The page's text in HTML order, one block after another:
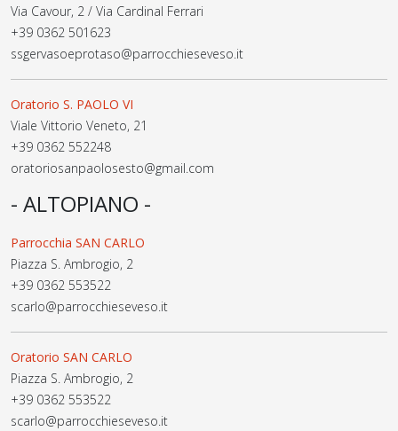
Via Cavour, 2 / Via Cardinal Ferrari
+39 0362 501623
ssgervasoeprotaso@parrocchieseveso.it
Oratorio S. PAOLO VI
Viale Vittorio Veneto, 21
+39 0362 552248
oratoriosanpaolosesto@gmail.com
- ALTOPIANO -
Parrocchia SAN CARLO
Piazza S. Ambrogio, 2
+39 0362 553522
scarlo@parrocchieseveso.it
Oratorio SAN CARLO
Piazza S. Ambrogio, 2
+39 0362 553522
scarlo@parrocchieseveso.it